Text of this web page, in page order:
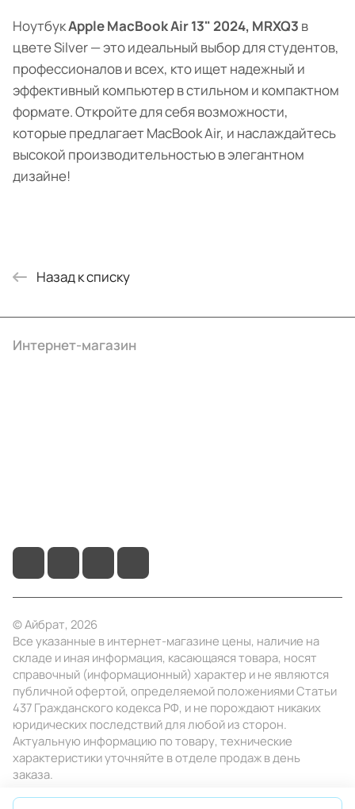
НоутбукApple MacBook Air 13" 2024, MRXQ3 в
цвете Silver — это идеальный выбор для студентов,
профессионалов и всех, кто ищет надежный и
эффективный компьютер в стильном и компактном
формате. Откройте для себя возможности,
которые предлагает MacBook Air, и наслаждайтесь
высокой производительностью в элегантном
дизайне!
Назад к списку
Интернет-магазин
© Айбрат, 2026
Все указанные в интернет-магазине цены, наличие на
складе и иная информация, касающаяся товара, носят
справочный (информационный) характер и не являются
публичной офертой, определяемой положениями Статьи
437 Гражданского кодекса РФ, и не порождают никаких
юридических последствий для любой из сторон.
Актуальную информацию по товару, технические
характеристики уточняйте в отделе продаж в день
заказа.
Конфиденциальность